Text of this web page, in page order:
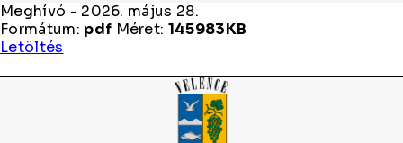
Meghívó - 2026. május 28.
Formátum: pdf Méret: 145983KB
Letöltés
2026.